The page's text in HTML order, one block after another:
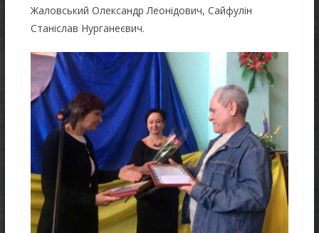
Жаловський Олександр Леонідович, Сайфулін
Станіслав Нурганеєвич.